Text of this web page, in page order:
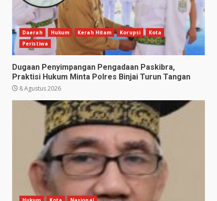
Daerah Hukum Kerah Hitam Korupsi
Kota
Peristiwa
Dugaan Penyimpangan Pengadaan Paskibra,
Praktisi Hukum Minta Polres Binjai Turun Tangan
8 Agustus 2026